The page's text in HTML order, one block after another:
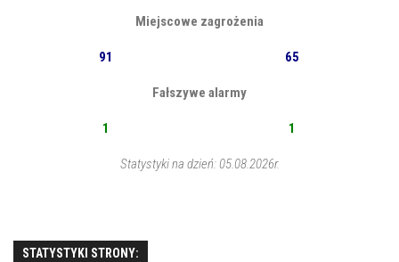
Miejscowe zagrożenia
91 65
Fałszywe alarmy
1 1
Statystyki na dzień: 05.08.2026r.
STATYSTYKI STRONY: